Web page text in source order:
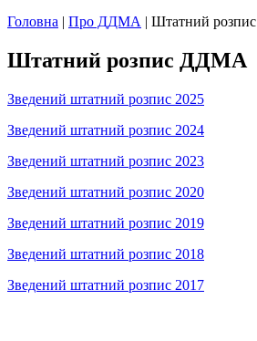
Головна | Про ДДМА | Штатний розпис
Штатний розпис ДДМА
Зведений штатний розпис 2025
Зведений штатний розпис 2024
Зведений штатний розпис 2023
Зведений штатний розпис 2020
Зведений штатний розпис 2019
Зведений штатний розпис 2018
Зведений штатний розпис 2017